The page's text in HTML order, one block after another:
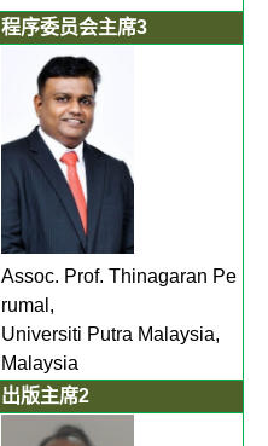
程序委员会主席3
Assoc. Prof. Thinagaran Pe
rumal,
Universiti Putra Malaysia,
Malaysia
出版主席2